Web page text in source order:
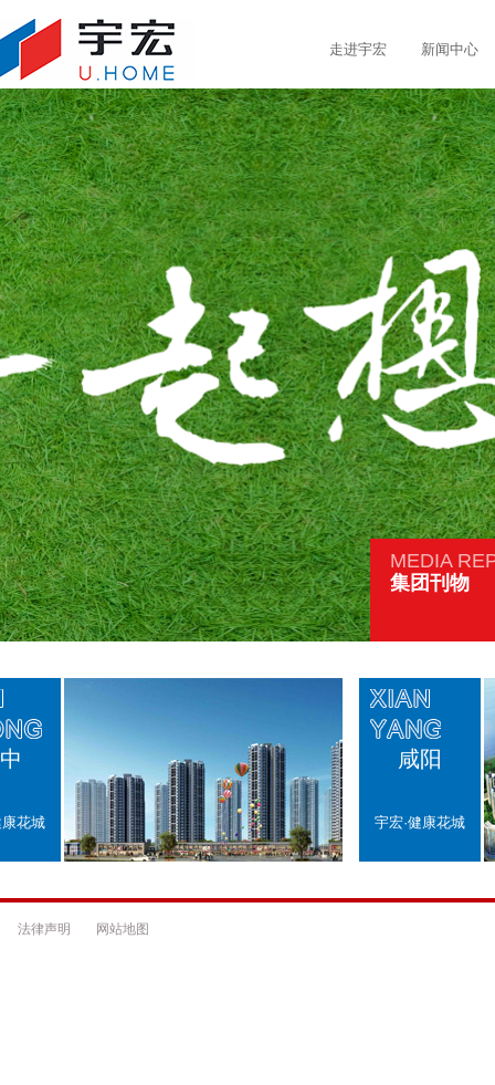
走进宇宏 新闻中心
集团简介 发展历程
集团新闻已开发项目
社会责
MEDIA
集团刊物
康花城
咸阳
宇宏·健康花城
法律声明 网站地图